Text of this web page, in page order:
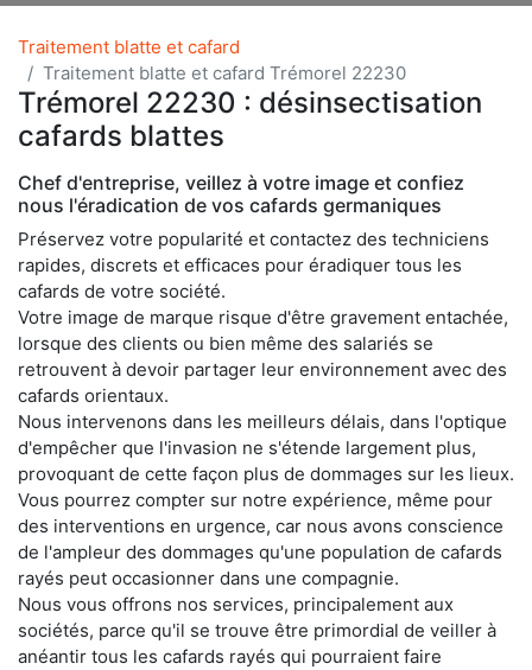
Traitement blatte et cafard
Traitement blatte et cafard Trémorel 22230
Trémorel 22230 : désinsectisation
cafards blattes
Chef d'entreprise, veillez à votre image et confiez
nous l'éradication de vos cafards germaniques
Préservez votre popularité et contactez des techniciens
rapides, discrets et efficaces pour éradiquer tous les
cafards de votre société.
Votre image de marque risque d'être gravement entachée,
lorsque des clients ou bien même des salariés se
retrouvent à devoir partager leur environnement avec des
cafards orientaux.
Nous intervenons dans les meilleurs délais, dans l'optique
d'empêcher que l'invasion ne s'étende largement plus,
provoquant de cette façon plus de dommages sur les lieux.
Vous pourrez compter sur notre expérience, même pour
des interventions en urgence, car nous avons conscience
de l'ampleur des dommages qu'une population de cafards
rayés peut occasionner dans une compagnie.
Nous vous offrons nos services, principalement aux
sociétés, parce qu'il se trouve être primordial de veiller à
anéantir tous les cafards rayés qui pourraient faire